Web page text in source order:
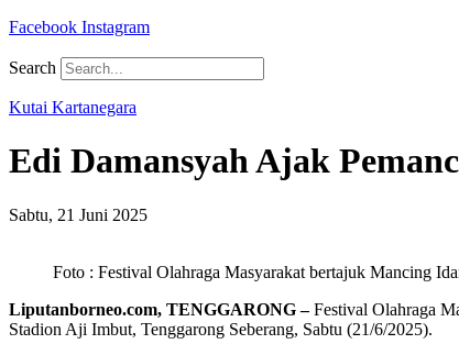
Facebook Instagram
Search
Kutai Kartanegara
Edi Damansyah Ajak
Sabtu, 21 Juni 2025
Foto : Festival Olahraga Masyarakat bertajuk Mancing
Liputanborneo.com, TENGGARONG –Festival Olahraga
Stadion Aji Imbut, Tenggarong Seberang, Sabtu (21/6/2025).